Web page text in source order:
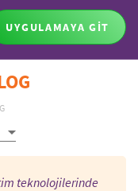
UYGULAMAYA GİT
teknolojilerinde